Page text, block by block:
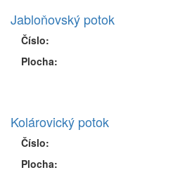
Jabloňovský potok
Číslo:
Plocha:
Kolárovický potok
Číslo:
Plocha: